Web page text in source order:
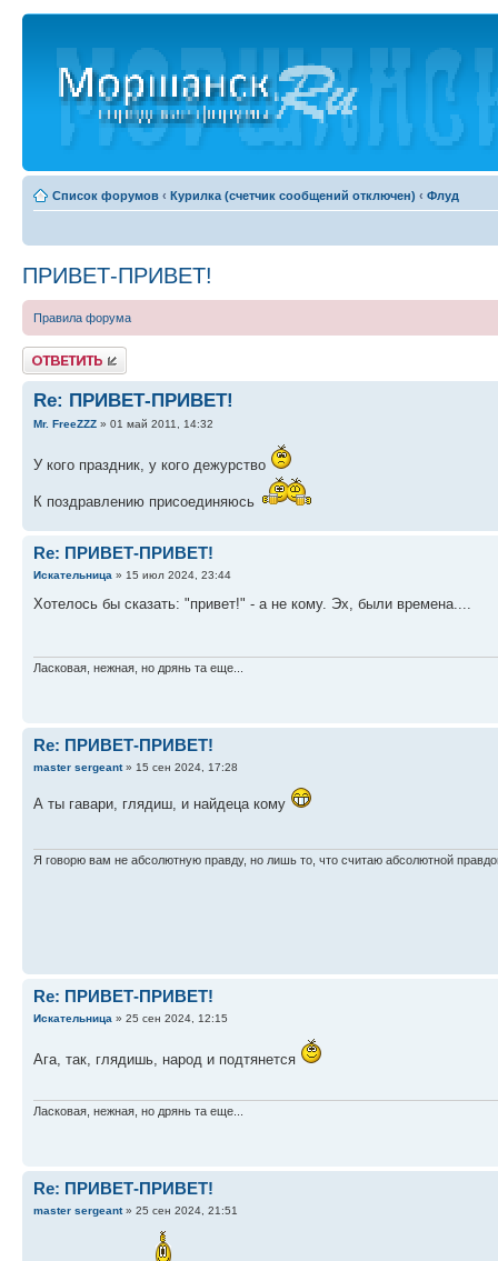
Список форумов ‹ Курилка (счетчик сообщений отключен) ‹ Флуд
ПРИВЕТ-ПРИВЕТ!
Правила форума
Ответить
Re: ПРИВЕТ-ПРИВЕТ!
Mr. FreeZZZ » 01 май 2011, 14:32
У кого праздник, у кого дежурство
К поздравлению присоединяюсь
Re: ПРИВЕТ-ПРИВЕТ!
Искательница » 15 июл 2024, 23:44
Хотелось бы сказать: "привет!" - а не кому. Эх, были времена....
Ласковая, нежная, но дрянь та еще...
Re: ПРИВЕТ-ПРИВЕТ!
master sergeant» 15 сен 2024, 17:28
А ты гавари, глядиш, и найдеца кому
Я говорю вам не абсолютную правду, но лишь то, что считаю абсолютной
Re: ПРИВЕТ-ПРИВЕТ!
Искательница » 25 сен 2024, 12:15
Ага, так, глядишь, народ и подтянется
Ласковая, нежная, но дрянь та еще...
Re: ПРИВЕТ-ПРИВЕТ!
master sergeant» 25 сен 2024, 21:51